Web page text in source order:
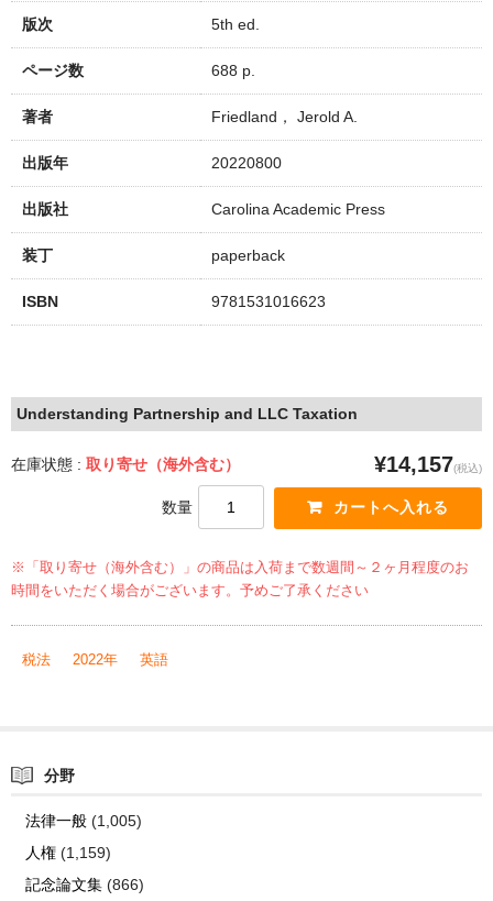
版次 5th ed.
ページ数 688 p.
著者 Friedland， Jerold A.
出版年 20220800
出版社 Carolina Academic Press
装丁 paperback
ISBN 9781531016623
Understanding Partnership and LLC Taxation
在庫状態 : 取り寄せ（海外含む） ¥14,157(税込)
数量
※「取り寄せ（海外含む）」の商品は入荷まで数週間～２ヶ月程度のお
時間をいただく場合がございます。予めご了承ください
税法 2022年 英語
分野
法律一般(1,005)
人権(1,159)
記念論文集(866)